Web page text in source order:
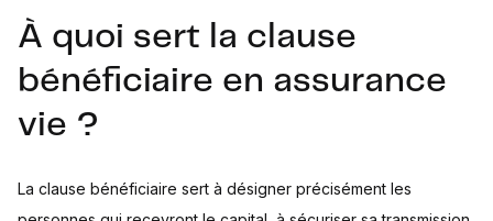
À quoi sert la clause
bénéficiaire en assurance
vie ?
La clause bénéficiaire sert à désigner précisément les